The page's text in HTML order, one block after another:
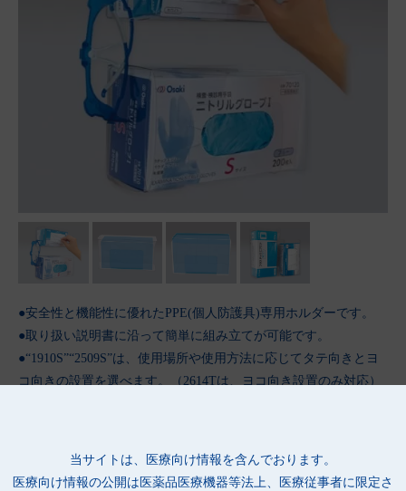
当サイトは、医療向け情報を含んでおります。
医療向け情報の公開は 医薬品医療機器等法上、医療従事者に限定さ
●安全性と機能性に優れたPPE(個人防護具)専用ホルダーです。
●取り扱い説明書に沿って簡単に組み立てが可能です。
●“1910S”“2509S”は、使用場所や使用方法に応じてタテ向きとヨ
コ向きの設置を選べます。（2614Tは、ヨコ向き設置のみ対応）